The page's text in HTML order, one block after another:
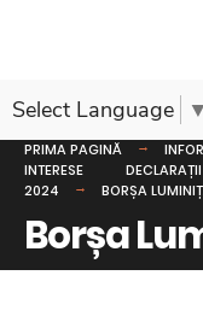
Select Language ▼
PRIMA PAGINĂ
INTERESE
2024
BORȘA
Borșa